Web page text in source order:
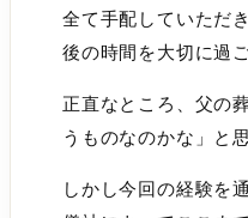
全て手配していただ
後の時間を大切に過
正直なところ、父の
うものなのかな」と
しかし今回の経験を